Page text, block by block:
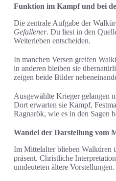
Funktion im Kampf und bei
Die zentrale Aufgabe der
Gefallener. Du liest in den
Weiterleben entscheiden.
In manchen Versen greifen
in anderen bleiben sie
zeigen beide Bilder
Ausgewählte Krieger gelangen
Dort erwarten sie Kampf,
Ragnarök, wie es in den Sagen
Wandel der Darstellung vom
Im Mittelalter blieben Walküren
präsent. Christliche
umdeuteten ältere Vorstellungen.